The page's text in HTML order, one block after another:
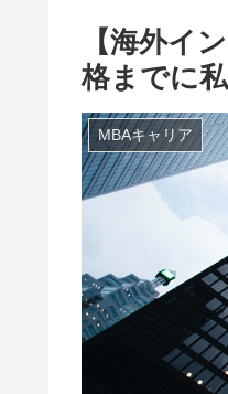
【海外イ
格までに
MBAキャリア